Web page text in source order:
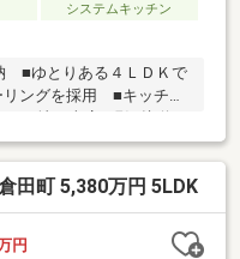
システムキッチン
■ゆとりある４ＬＤＫで
ングを採用 ■キッチン
正工事が必要です ※地
９．３８平米
田町 5,380万円 5LDK
円